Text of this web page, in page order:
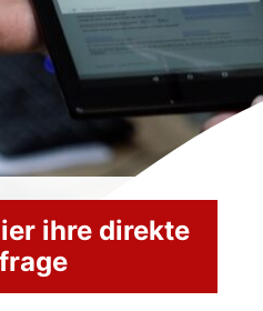
ihre direkte